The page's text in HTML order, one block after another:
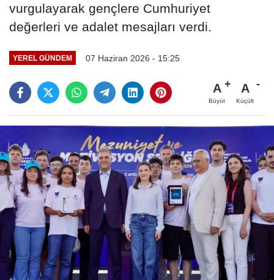
vurgulayarak gençlere Cumhuriyet
değerleri ve adalet mesajları verdi.
YEREL GÜNDEM 07 Haziran 2026 - 15:25
A
Büyüt
A
Küçült